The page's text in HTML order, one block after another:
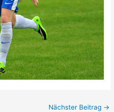
Nächster Beitrag →